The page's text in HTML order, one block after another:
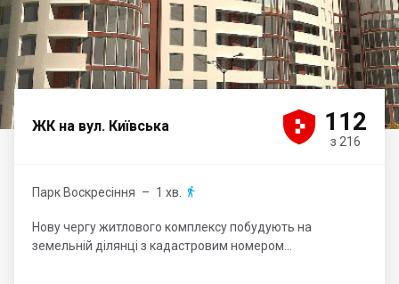
ЖК на вул. Київська 



 112
з 216
Парк Воскресіння – 1 хв. 
Нову чергу житлового комплексу побудують на
земельній ділянці з кадастровим номером...